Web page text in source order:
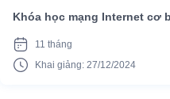
Khóa học mạng Internet cơ
11 tháng
Khai giảng: 27/12/2024